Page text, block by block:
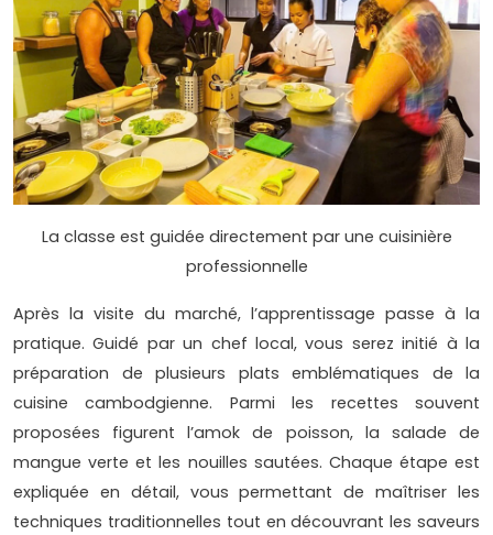
La classe est guidée directement par une cuisinière
professionnelle
Après la visite du marché, l’apprentissage passe à la
pratique. Guidé par un chef local, vous serez initié à la
préparation de plusieurs plats emblématiques de la
cuisine cambodgienne. Parmi les recettes souvent
proposées figurent l’amok de poisson, la salade de
mangue verte et les nouilles sautées. Chaque étape est
expliquée en détail, vous permettant de maîtriser les
techniques traditionnelles tout en découvrant les saveurs